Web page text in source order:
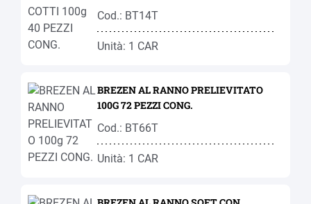
Cod.: BT14T
Unità: 1 CAR
BREZEN AL RANNO PRELIEVITATO
100G 72 PEZZI CONG.
Cod.: BT66T
Unità: 1 CAR